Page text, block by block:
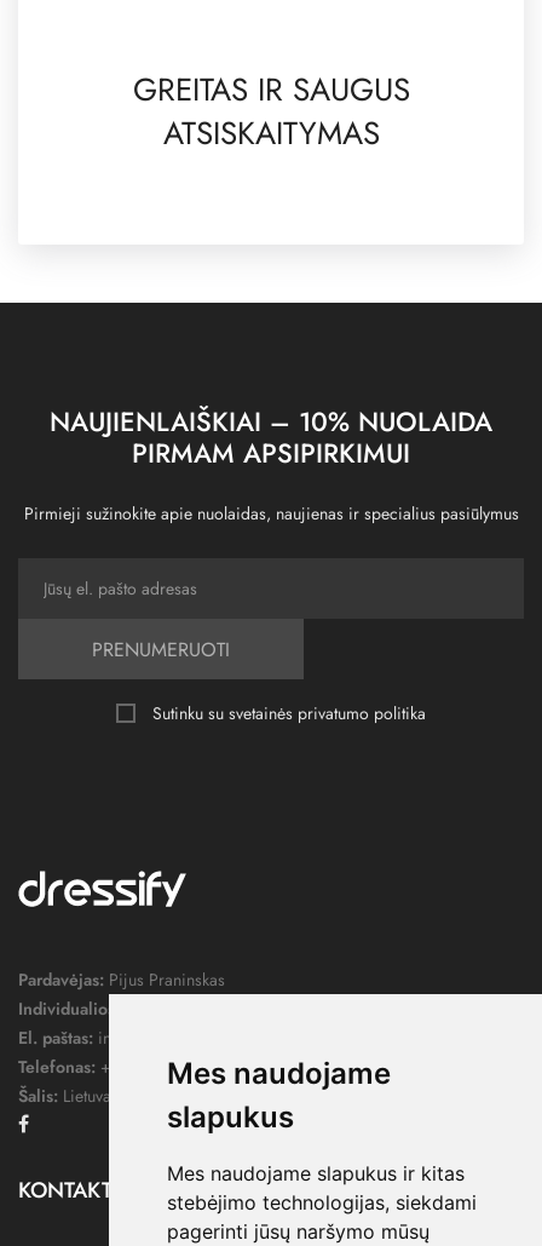
Mes naudojame
slapukus
Mes naudojame slapukus ir kitas
stebėjimo technologijas, siekdami
pagerinti jūsų naršymo mūsų
GREITAS IR SAUGUS
ATSISKAITYMAS
NAUJIENLAIŠKIAI – 10% NUOLAIDA
PIRMAM APSIPIRKIMUI
Pirmieji sužinokite apie nuolaidas, naujienas ir specialius pasiūlymus
PRENUMERUOTI
Sutinku su svetainės privatumo politika
Pardavėjas: Pijus Praninskas
Individualios veiklos pažymos nr.:
El. paštas: info@dressify.lt
Telefonas: +370 676 78578
Šalis: Lietuva
KONTAKTAI